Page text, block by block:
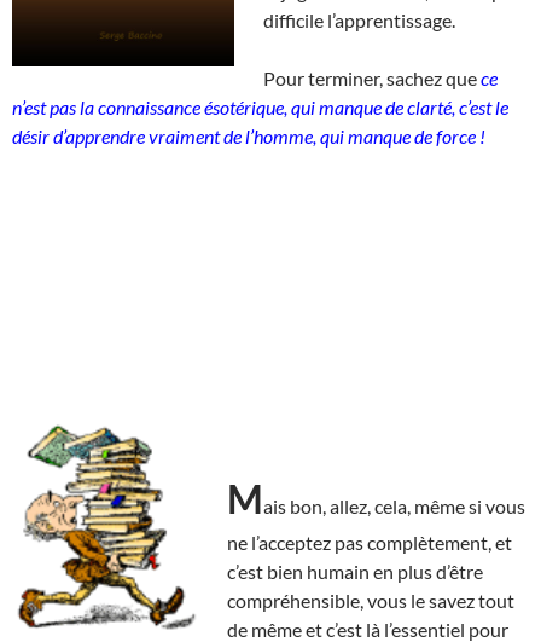
difficile l’apprentissage.
Pour terminer, sachez quece
n’est pas la connaissance ésotérique, qui manque de clarté, c’est le
désir d’apprendre vraiment de l’homme, qui manque de force !
Mais bon, allez, cela, même si vous
ne l’acceptez pas complètement, et
c’est bien humain en plus d’être
compréhensible, vous le savez tout
de même et c’est là l’essentiel pour